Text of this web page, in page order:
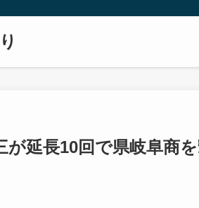
が延長10回で県岐阜商